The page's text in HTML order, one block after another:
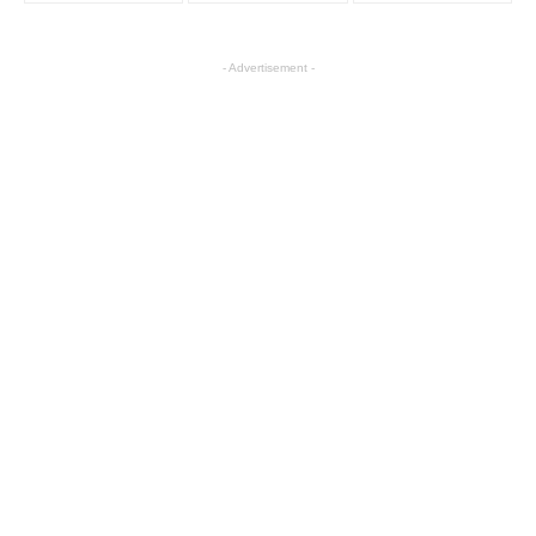
- Advertisement -